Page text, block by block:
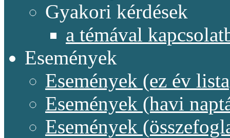
Gyakori kérdések
a témával
Események
Események (ez év
Események (havi
Események